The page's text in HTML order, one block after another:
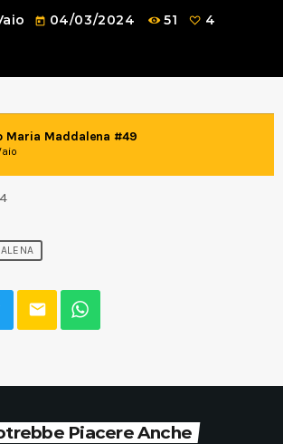
today 04/03/2024 51 4
Maria Maddalena #49
email
Piacere Anche